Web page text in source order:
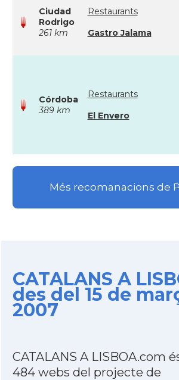
Ciudad
Rodrigo
261 km
Restaurants
Gastro Jalama
Córdoba
389 km
Restaurants
El Envero
Més recomanacions de
CATALANS A
des del 15 de
2007
CATALANS A LISBOA.com
484 webs del projecte de